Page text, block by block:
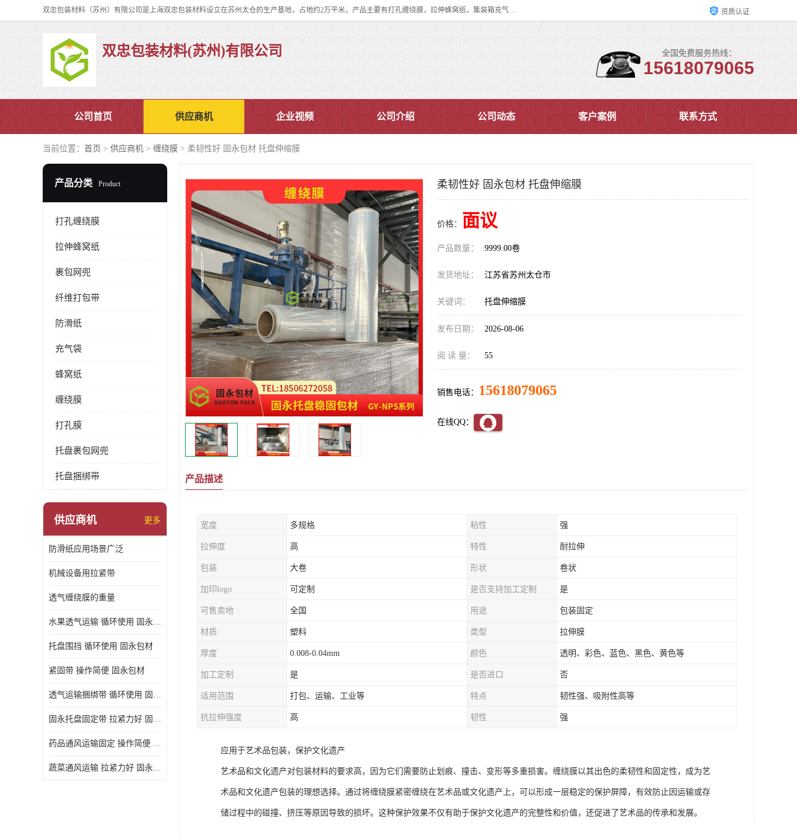
双忠包装材料（苏州）有限公司是上海双忠包装材料设立在苏州太仓的生产基地，占地约2万平米，产品主要有打孔缠绕膜，拉伸蜂窝纸，集装箱充气袋，滑托板，打包带，裹包网兜，防滑纸等箱体和托盘的运输和保护性包材。固永包材®，GooYon Pack®，是我们保护性包装材料的专属品牌。 资质认证
双忠包装材料(苏州)有限公司 全国免费服务热线：
15618079065
公司首页 供应商机 企业视频 公司介绍 公司动态 客户案例 联系方式
当前位置： 首页 > 供应商机 > 缠绕膜 > 柔韧性好 固永包材 托盘伸缩膜
产品分类 Product
打孔缠绕膜
拉伸蜂窝纸
裹包网兜
纤维打包带
防滑纸
充气袋
蜂窝纸
缠绕膜
打孔膜
托盘裹包网兜
托盘捆绑带
供应商机 更多
防滑纸应用场景广泛
机械设备用拉紧带
透气缠绕膜的重量
水果透气运输 循环使用 固永包材
托盘围挡 循环使用 固永包材
紧固带 操作简便 固永包材
透气运输捆绑带 循环使用 固永包材
固永托盘固定带 拉紧力好 固永包材
药品通风运输固定 操作简便 固永包材
蔬菜通风运输 拉紧力好 固永包材
柔韧性好 固永包材 托盘伸缩膜
价格： 面议
产品数量： 9999.00卷
发货地址： 江苏省苏州太仓市
关键词： 托盘伸缩膜
发布日期： 2026-08-06
阅 读 量： 55
销售电话： 15618079065
在线QQ：
产品描述
宽度 多规格 粘性 强
拉伸度 高 特性 耐拉伸
包装 大卷 形状 卷状
加印logo 可定制 是否支持加工定制 是
可售卖地 全国 用途 包装固定
材质 塑料 类型 拉伸膜
厚度 0.008-0.04mm 颜色 透明、彩色、蓝色、黑色、黄色等
加工定制 是 是否进口 否
适用范围 打包、运输、工业等 特点 韧性强、吸附性高等
抗拉伸强度 高 韧性 强
应用于艺术品包装，保护文化遗产
艺术品和文化遗产对包装材料的要求高，因为它们需要防止划痕、撞击、变形等多重损害。缠绕膜以其出色的柔韧性和固定性，成为艺
术品和文化遗产包装的理想选择。通过将缠绕膜紧密缠绕在艺术品或文化遗产上，可以形成一层稳定的保护屏障，有效防止因运输或存
储过程中的碰撞、挤压等原因导致的损坏。这种保护效果不仅有助于保护文化遗产的完整性和价值，还促进了艺术品的传承和发展。